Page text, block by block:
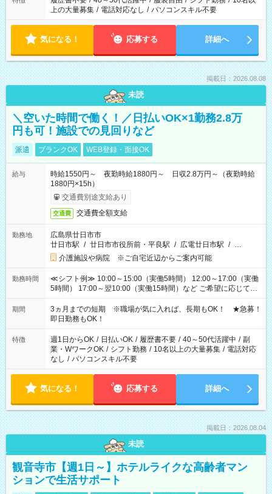
上の大量募集 / 電話対応なし / パソコンスキル不要
気になる！ 応募する 詳細へ
掲載日：2026.08.08
未読
＼空いた時間で働く！／日払いOK×1勤務2.8万
円も可！施設での見回りなど
派遣 ブランクOK WEB登録・面接OK
給与
時給1550円～ 夜勤時給1880円～ 日収2.8万円～（夜勤時給
1880円×15h）
交通費別途支給あり
交通費 交通費全額支給
勤務地
広島県廿日市市
廿日市駅 / 廿日市市役所前・平良駅 / 広電廿日市駅 / …
介護施設や病院 ※ご自宅近辺からご案内可能
勤務時間
≪シフト例≫ 10:00～15:00（実働5時間） 12:00～17:00（実働
5時間） 17:00～翌10:00（実働15時間）など ご希望に応じて、
働く時間は調整できます！ お気軽に担当へ相談ください！
期間
3ヵ月までの短期 ※職場が気に入れば、長期もOK！ ★急募！
即日勤務もOK！
特徴 週1日からOK / 日払いOK / 履歴書不要 / 40～50代活躍中 / 副
業・WワークOK / シフト勤務 / 10名以上の大量募集 / 電話対応
なし / パソコンスキル不要
気になる！ 応募する 詳細へ
掲載日：2026.08.04
未読
観音寺市【週1日～】ホテルライクな高齢者マン
ションで生活サポート